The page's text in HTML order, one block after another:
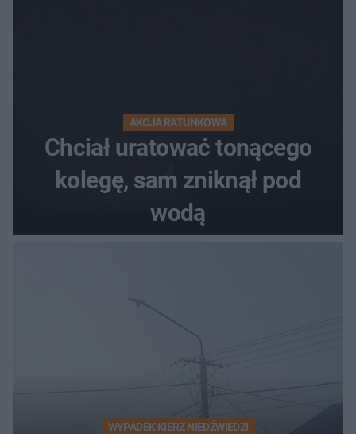
AKCJA RATUNKOWA
Chciał uratować tonącego
kolegę, sam zniknął pod
wodą
WYPADEK KIERZ NIEDŹWIEDZI